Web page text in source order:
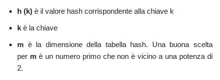
h (k) è il valore hash corrispondente alla chiave k
k è la chiave
m è la dimensione della tabella hash. Una buona scelta
per mè un numero primo che non è vicino a una potenza di
2.